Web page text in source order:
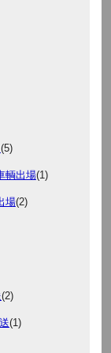
(5)
輌出場(1)
場(2)
(2)
(1)